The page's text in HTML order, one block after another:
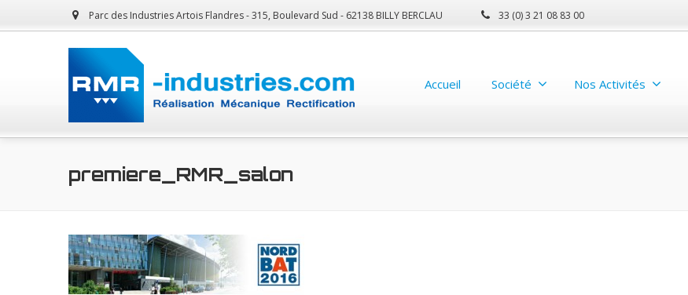
Parc des Industries Artois Flandres - 315, Boulevard Sud - 62138 BILLY BERCLAU 33 (0) 3 21 08 83 00
Accueil Société Nos Activités
premiere_RMR_salon